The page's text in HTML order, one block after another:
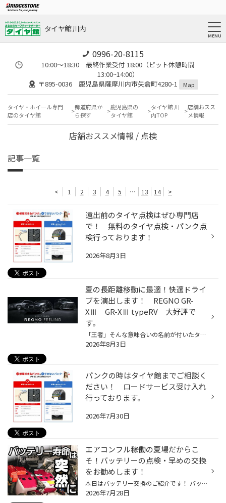
タイヤ館 川内
0996-20-8115
10:00～18:30 最終作業受付 18:00（ピット休憩時間
13:00~14:00）
〒895-0036 鹿児島県薩摩川内市矢倉町4280-1
Map
タイヤ・ホイール専門
店のタイヤ館
都道府県か
ら探す
鹿児島県の
タイヤ館
タイヤ館 川
内TOP
店舗おスス
メ情報
店舗おススメ情報 / 点検
記事一覧
< 1 2 3 4 5 … 13 14 >
遠出前のタイヤ点検はぜひ専門店
で！ 無料のタイヤ点検・パンク点
検行っております！
2026年8月3日
夏の長距離移動に最適！快適ドライ
ブを演出します！ REGNO GR-
XⅢ GR-XⅢ typeRV 大好評で
す。
「王者」そんな意味合いの名前が付いたタイヤがあるのをご存知でしょうか？ タイヤに求められる 全て の要件を満たし、完全であり続けるタイヤ。 ブリヂストンが時代の最先端を走り続け王者の名のもとに進化し続けるタイヤ。 今回は 「王者」 の名を持つタイヤ REGNOのご案内です。 THE GREAT BALAN...
2026年8月3日
パンクの時はタイヤ館までご相談く
ださい！ ロードサービス受け入れ
行っております。
2026年7月30日
エアコンフル稼働の夏場だからこ
そ！バッテリーの点検・早めの交換
をお勧めします！
本日はバッテリー交換のご紹介です！ バッテリーってどのくらいの頻度で交換していますか？！ ３年？４年？５年？ 正解は車種・使用環境によって変わります。 お車には、主に充電制御車・アイドリングストップ車・ハイブリッド車の３つに分かれます。 充電制御車は、３年半～ アイドリングストップ...
2026年7月28日